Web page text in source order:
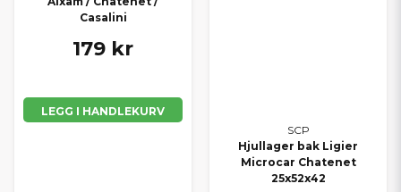
Casalini
179 kr
LEGG I HANDLEKURV
SCP
Hjullager bak Ligier
Microcar Chatenet
25x52x42